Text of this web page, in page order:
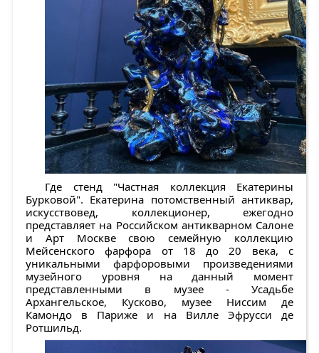
Где стенд "Частная коллекция Екатерины
Бурковой". Екатерина потомственный антиквар,
искусствовед, коллекционер, ежегодно
представляет на Российском антикварном Салоне
и Арт Москве свою семейную коллекцию
Мейсенского фарфора от 18 до 20 века, с
уникальными фарфоровыми произведениями
музейного уровня на данный момент
представленными в музее - Усадьбе
Архангельское, Кусково, музее Ниссим де
Камондо в Париже и на Вилле Эфрусси де
Ротшильд.